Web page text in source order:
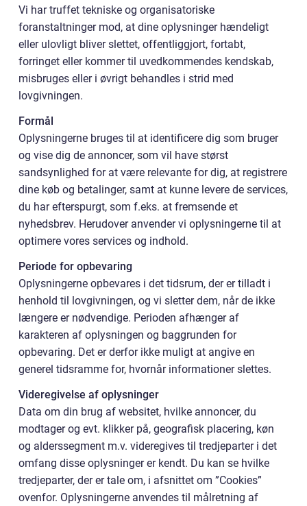
Vi har truffet tekniske og organisatoriske
foranstaltninger mod, at dine oplysninger hændeligt
eller ulovligt bliver slettet, offentliggjort, fortabt,
forringet eller kommer til uvedkommendes kendskab,
misbruges eller i øvrigt behandles i strid med
lovgivningen.
Formål
Oplysningerne bruges til at identificere dig som bruger
og vise dig de annoncer, som vil have størst
sandsynlighed for at være relevante for dig, at registrere
dine køb og betalinger, samt at kunne levere de services,
du har efterspurgt, som f.eks. at fremsende et
nyhedsbrev. Herudover anvender vi oplysningerne til at
optimere vores services og indhold.
Periode for opbevaring
Oplysningerne opbevares i det tidsrum, der er tilladt i
henhold til lovgivningen, og vi sletter dem, når de ikke
længere er nødvendige. Perioden afhænger af
karakteren af oplysningen og baggrunden for
opbevaring. Det er derfor ikke muligt at angive en
generel tidsramme for, hvornår informationer slettes.
Videregivelse af oplysninger
Data om din brug af websitet, hvilke annoncer, du
modtager og evt. klikker på, geografisk placering, køn
og alderssegment m.v. videregives til tredjeparter i det
omfang disse oplysninger er kendt. Du kan se hvilke
tredjeparter, der er tale om, i afsnittet om ”Cookies”
ovenfor. Oplysningerne anvendes til målretning af